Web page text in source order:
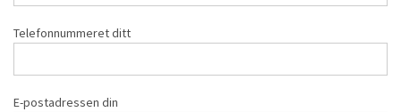
Telefonnummeret ditt
E-postadressen din